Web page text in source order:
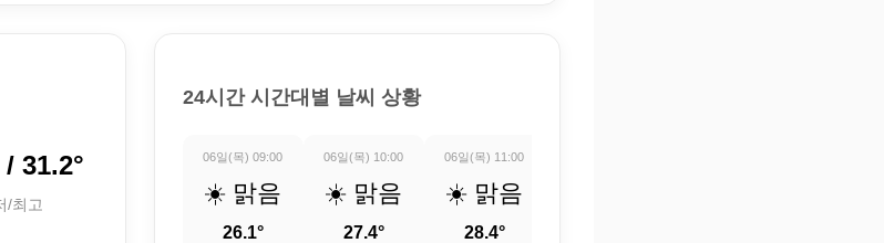
31.2°
/최고
24시간 시간대별 날씨 상황
06일(목) 09:00
☀️ 맑음
26.1°
06일(목) 10:00
☀️ 맑음
27.4°
06일(목) 11:00
☀️ 맑음
28.4°